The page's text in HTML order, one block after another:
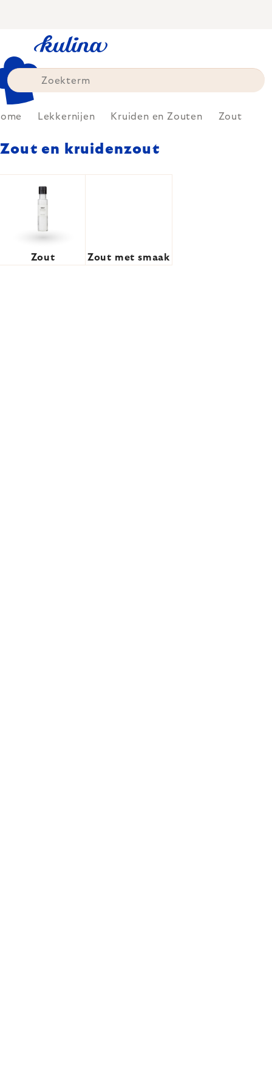
Lekkernijen Kruiden en Zouten Zout
Zout en kruidenzout
Zout Zout met smaak